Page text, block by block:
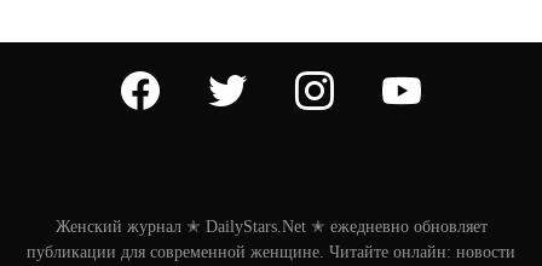
facebook twitter instagram
Женский журнал ✭ DailyStars.Net ✭ ежедневно обновляет
публикации для современной женщине. Читайте онлайн: новости